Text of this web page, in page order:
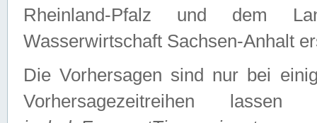
Rheinland-Pfalz und dem
Wasserwirtschaft Sachsen-Anhalt
Die Vorhersagen sind nur bei
Vorhersagezeitreihen